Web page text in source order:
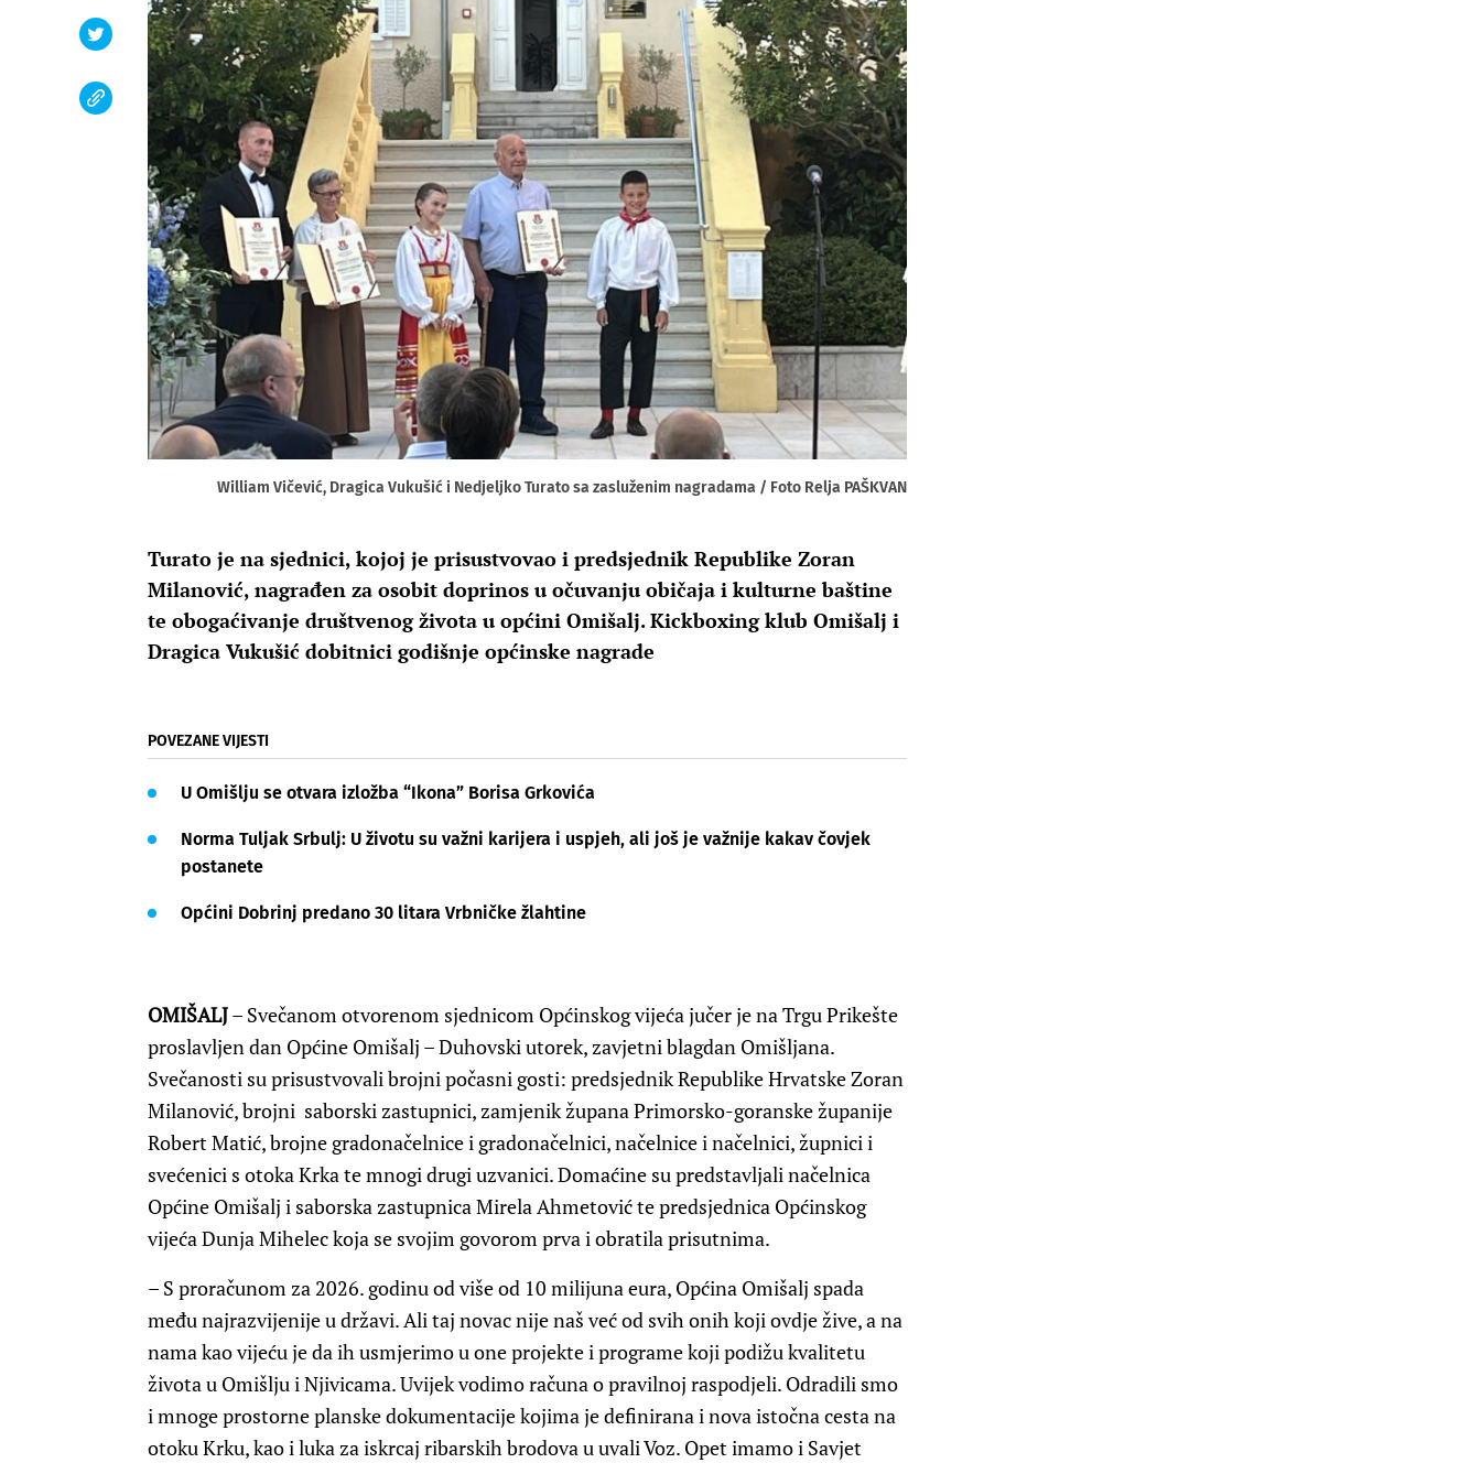
William Vičević, Dragica Vukušić i Nedjeljko Turato sa zasluženim nagradama / Foto Relja PAŠKVAN
Turato je na sjednici, kojoj je prisustvovao i predsjednik Republike Zoran
Milanović, nagrađen za osobit doprinos u očuvanju običaja i kulturne baštine
te obogaćivanje društvenog života u općini Omišalj. Kickboxing klub Omišalj i
Dragica Vukušić dobitnici godišnje općinske nagrade
POVEZANE VIJESTI
U Omišlju se otvara izložba “Ikona” Borisa Grkovića
Norma Tuljak Srbulj: U životu su važni karijera i uspjeh, ali još je važnije kakav čovjek
postanete
Općini Dobrinj predano 30 litara Vrbničke žlahtine
OMIŠALJ– Svečanom otvorenom sjednicom Općinskog vijeća jučer je na Trgu Prikešte
proslavljen dan Općine Omišalj – Duhovski utorek, zavjetni blagdan Omišljana.
Svečanosti su prisustvovali brojni počasni gosti: predsjednik Republike Hrvatske Zoran
Milanović, brojni saborski zastupnici, zamjenik župana Primorsko-goranske županije
Robert Matić, brojne gradonačelnice i gradonačelnici, načelnice i načelnici, župnici i
svećenici s otoka Krka te mnogi drugi uzvanici. Domaćine su predstavljali načelnica
Općine Omišalj i saborska zastupnica Mirela Ahmetović te predsjednica Općinskog
vijeća Dunja Mihelec koja se svojim govorom prva i obratila prisutnima.
– S proračunom za 2026. godinu od više od 10 milijuna eura, Općina Omišalj spada
među najrazvijenije u državi. Ali taj novac nije naš već od svih onih koji ovdje žive, a na
nama kao vijeću je da ih usmjerimo u one projekte i programe koji podižu kvalitetu
života u Omišlju i Njivicama. Uvijek vodimo računa o pravilnoj raspodjeli. Odradili smo
i mnoge prostorne planske dokumentacije kojima je definirana i nova istočna cesta na
otoku Krku, kao i luka za iskrcaj ribarskih brodova u uvali Voz. Opet imamo i Savjet